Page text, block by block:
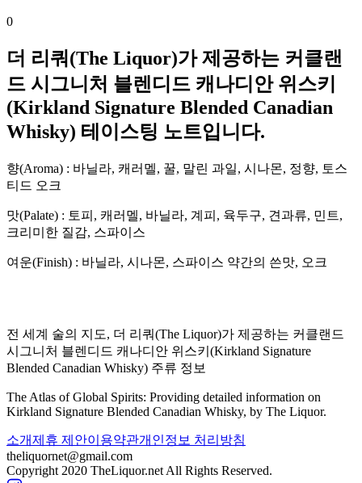
0
더 리쿼(The Liquor)가 제공하는 커클랜
드 시그니처 블렌디드 캐나디안 위스키
(Kirkland Signature Blended Canadian
Whisky) 테이스팅 노트입니다.
향(Aroma) : 바닐라, 캐러멜, 꿀, 말린 과일, 시나몬, 정향, 토스
티드 오크
맛(Palate) : 토피, 캐러멜, 바닐라, 계피, 육두구, 견과류, 민트,
크리미한 질감, 스파이스
여운(Finish) : 바닐라, 시나몬, 스파이스 약간의 쓴맛, 오크
전 세계 술의 지도, 더 리쿼(The Liquor)가 제공하는 커클랜드
시그니처 블렌디드 캐나디안 위스키 (Kirkland Signature
Blended Canadian Whisky) 주류 정보
The Atlas of Global Spirits: Providing detailed information on
Kirkland Signature Blended Canadian Whisky, by The Liquor.
소개제휴 제안이용약관개인정보 처리방침
theliquornet@gmail.com
Copyright 2020 TheLiquor.net All Rights Reserved.